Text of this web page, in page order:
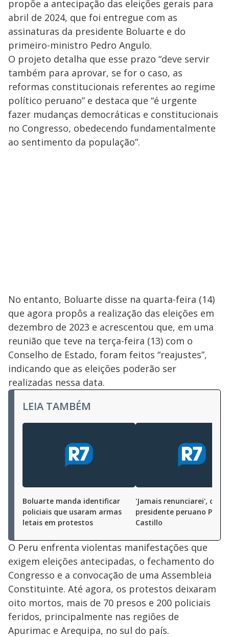
propõe a antecipação das eleições gerais para
abril de 2024, que foi entregue com as
assinaturas da presidente Boluarte e do
primeiro-ministro Pedro Angulo.
O projeto detalha que esse prazo “deve servir
também para aprovar, se for o caso, as
reformas constitucionais referentes ao regime
político peruano” e destaca que “é urgente
fazer mudanças democráticas e constitucionais
no Congresso, obedecendo fundamentalmente
ao sentimento da população”.
No entanto, Boluarte disse na quarta-feira (14)
que agora propôs a realização das eleições em
dezembro de 2023 e acrescentou que, em uma
reunião que teve na terça-feira (13) com o
Conselho de Estado, foram feitos “reajustes”,
indicando que as eleições poderão ser
realizadas nessa data.
LEIA TAMBÉM
Boluarte manda identificar
policiais que usaram armas
letais em protestos
'Jamais renunciarei', diz
presidente peruano Pedro
Castillo
O Peru enfrenta violentas manifestações que
exigem eleições antecipadas, o fechamento do
Congresso e a convocação de uma Assembleia
Constituinte. Até agora, os protestos deixaram
oito mortos, mais de 70 presos e 200 policiais
feridos, principalmente nas regiões de
Apurimac e Arequipa, no sul do país.